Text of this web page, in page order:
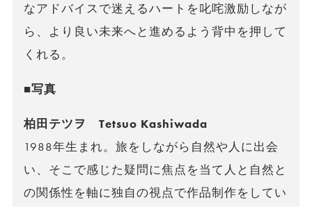
なアドバイスで迷えるハートを叱咤激励しなが
ら、より良い未来へと進めるよう背中を押して
くれる。
■写真
柏田テツヲ Tetsuo Kashiwada
1988年生まれ。旅をしながら自然や人に出会
い、そこで感じた疑問に焦点を当て人と自然と
の関係性を軸に独自の視点で作品制作をしてい